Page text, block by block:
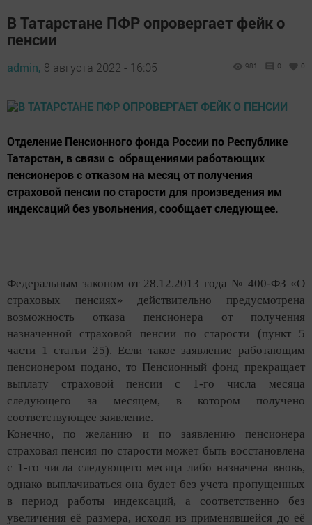
В Татарстане ПФР опровергает фейк о
пенсии
admin, 8 августа 2022 - 16:05 981 0 0
Отделение Пенсионного фонда России по Республике
Татарстан, в связи с обращениями работающих
пенсионеров с отказом на месяц от получения
страховой пенсии по старости для произведения им
индексаций без увольнения, сообщает следующее.
Федеральным законом от 28.12.2013 года № 400-ФЗ «О
страховых пенсиях» действительно предусмотрена
возможность отказа пенсионера от получения
назначенной страховой пенсии по старости (пункт 5
части 1 статьи 25). Если такое заявление работающим
пенсионером подано, то Пенсионный фонд прекращает
выплату страховой пенсии с 1-го числа месяца
следующего за месяцем, в котором получено
соответствующее заявление.
Конечно, по желанию и по заявлению пенсионера
страховая пенсия по старости может быть восстановлена
с 1-го числа следующего месяца либо назначена вновь,
однако выплачиваться она будет без учета пропущенных
в период работы индексаций, а соответственно без
увеличения её размера, исходя из применявшейся до её